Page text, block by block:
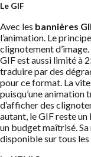
Le GIF
Avec les bannières
l’animation. Le
clignotement d’image.
GIF est aussi limité à
traduire par des
pour ce format. La
puisqu’une animation
d’afficher des
autant, le GIF reste
un budget maîtrisé.
disponible sur tous